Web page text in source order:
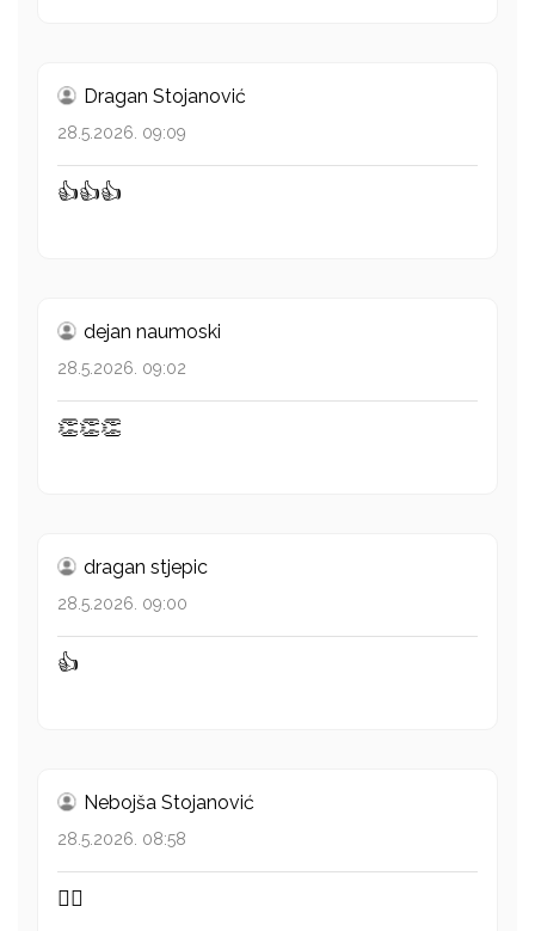
Dragan Stojanović
28.5.2026. 09:09
👍👍👍
dejan naumoski
28.5.2026. 09:02
👏👏👏
dragan stjepic
28.5.2026. 09:00
👍
Nebojša Stojanović
28.5.2026. 08:58
👍🏻